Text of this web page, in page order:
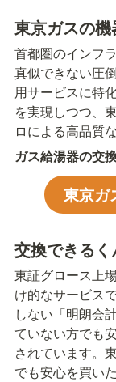
東京ガスの
首都圏のインフ
真似できない圧
用サービスに特
を実現しつつ、
ロによる高品質
ガス給湯器の交
東京ガ
交換できるく
東証グロース上
け的なサービス
しない「明朗会
ていない方でも
されています。
でも安心を買い